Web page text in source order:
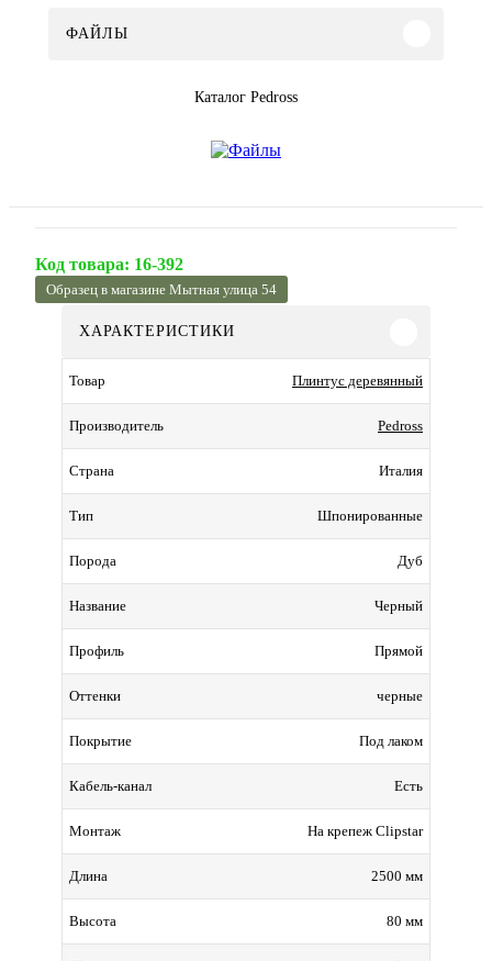
ФАЙЛЫ
Каталог Pedross
Код товара: 16-392
Образец в магазине Мытная улица 54
ХАРАКТЕРИСТИКИ
Товар Плинтус деревянный
Производитель Pedross
Страна Италия
Тип Шпонированные
Порода Дуб
Название Черный
Профиль Прямой
Оттенки черные
Покрытие Под лаком
Кабель-канал Есть
Монтаж На крепеж Clipstar
Длина 2500 мм
Высота 80 мм